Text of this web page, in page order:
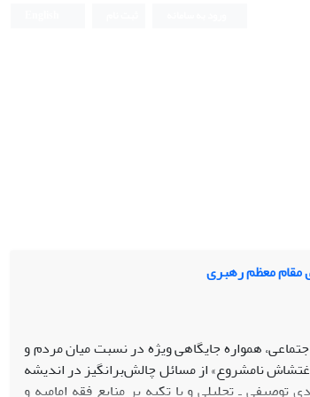
مقام معظم رهبری
همواره جایگاهی ویژه در نسبت میان مردم و
نامشروع» از مسائل چالش‌برانگیز در اندیشه
ـ تحلیلی و با تکیه بر منابع فقه امامیه و